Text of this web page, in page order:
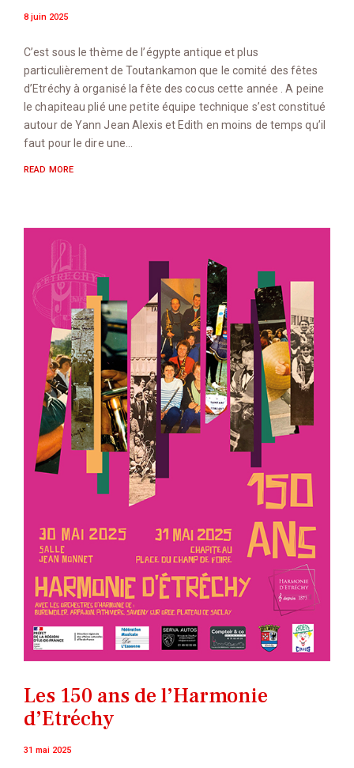
8 juin 2025
C’est sous le thème de l’égypte antique et plus
particulièrement de Toutankamon que le comité des fêtes
d’Etréchy à organisé la fête des cocus cette année . A peine
le chapiteau plié une petite équipe technique s’est constitué
autour de Yann Jean Alexis et Edith en moins de temps qu’il
faut pour le dire une…
READ MORE
Les 150 ans de l’Harmonie
d’Etréchy
31 mai 2025